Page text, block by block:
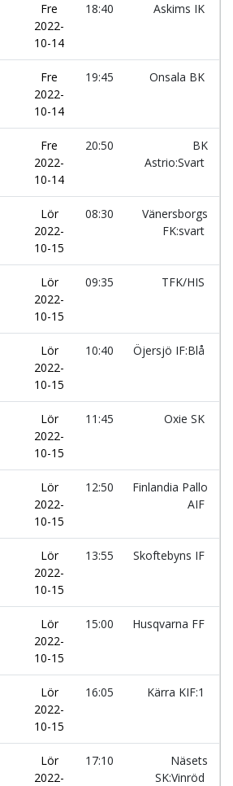
Fre
2022-
10-14
18:40 Askims IK
Fre
2022-
10-14
19:45 Onsala BK
Fre
2022-
10-14
20:50
BK
Astrio:Svart
Lör
2022-
10-15
08:30
Vänersborgs
FK:svart
Lör
2022-
10-15
09:35 TFK/HIS
Lör
2022-
10-15
10:40 Öjersjö IF:Blå
Lör
2022-
10-15
11:45 Oxie SK
Lör
2022-
10-15
12:50
Finlandia Pallo
AIF
Lör
2022-
10-15
13:55 Skoftebyns IF
Lör
2022-
10-15
15:00 Husqvarna FF
Lör
2022-
10-15
16:05 Kärra KIF:1
Lör
2022-
17:10
Näsets
SK:Vinröd